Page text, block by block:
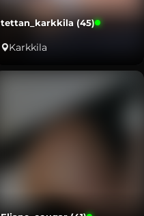
tettan_karkkila (45)
Karkkila